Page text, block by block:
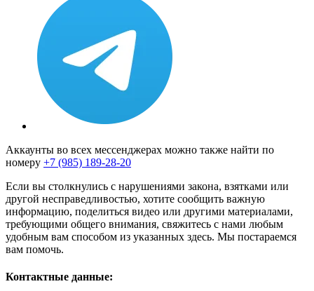
Аккаунты во всех мессенджерах можно также найти по
номеру +7 (985) 189-28-20
Если вы столкнулись с нарушениями закона, взятками или
другой несправедливостью, хотите сообщить важную
информацию, поделиться видео или другими материалами,
требующими общего внимания, свяжитесь с нами любым
удобным вам способом из указанных здесь. Мы постараемся
вам помочь.
Контактные данные: